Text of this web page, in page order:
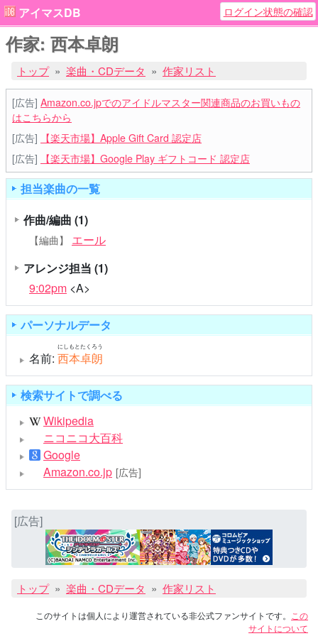
アイマスDB ログイン状態の確認
作家: 西本卓朗
トップ 楽曲・CDデータ 作家リスト
[広告] Amazon.co.jpでのアイドルマスター関連商品のお買いもの
はこちらから
[広告]
【楽天市場】Apple Gift Card 認定店
[広告]
【楽天市場】Google Play ギフトコード 認定店
担当楽曲の一覧
作曲/編曲 (1)
【編曲】
エール
アレンジ担当 (1)
9:02pm <A>
パーソナルデータ
名前: 西本卓朗
にしもとたくろう
検索サイトで調べる
Wikipedia
ニコニコ大百科
Google
Amazon.co.jp [広告]
[広告]
トップ 楽曲・CDデータ 作家リスト
このサイトは個人により運営されている非公式ファンサイトです。
この
サイトについて